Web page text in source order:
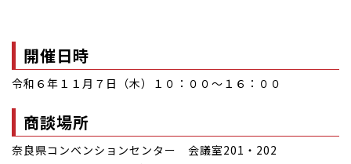
開催日時
令和６年１１月７日（木）１０：００～１６：００
商談場所
奈良県コンベンションセンター 会議室201・202